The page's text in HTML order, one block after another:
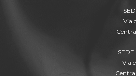
Via
SEDE